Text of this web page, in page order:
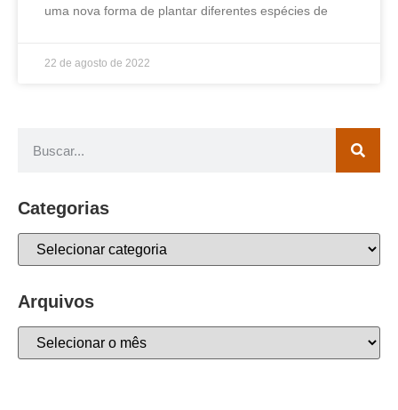
uma nova forma de plantar diferentes espécies de
22 de agosto de 2022
Categorias
Arquivos